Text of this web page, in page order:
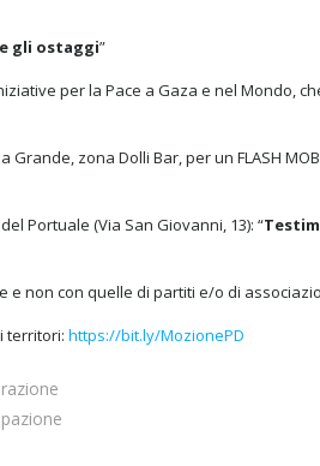
gli ostaggi”
per la Pace a Gaza e nel Mondo,
zona Dolli Bar, per un FLASH MOB
Portuale (Via San Giovanni, 13): “
e non con quelle di partiti e/o di
territori: https://bit.ly/MozionePD